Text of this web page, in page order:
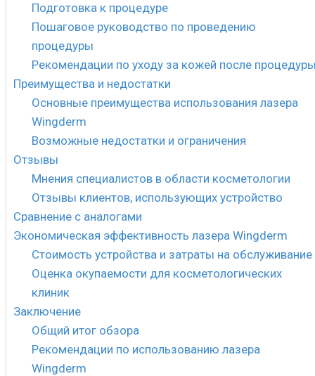
Подготовка к процедуре
Пошаговое руководство по проведению
процедуры
Рекомендации по уходу за кожей после
Преимущества и недостатки
Основные преимущества использования лазера
Wingderm
Возможные недостатки и ограничения
Отзывы
Мнения специалистов в области косметологии
Отзывы клиентов, использующих устройство
Сравнение с аналогами
Экономическая эффективность лазера Wingderm
Стоимость устройства и затраты на обслуживание
Оценка окупаемости для косметологических
клиник
Заключение
Общий итог обзора
Рекомендации по использованию лазера
Wingderm